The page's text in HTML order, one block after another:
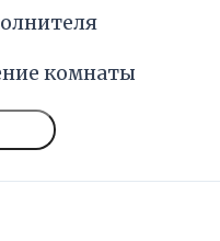
комнаты